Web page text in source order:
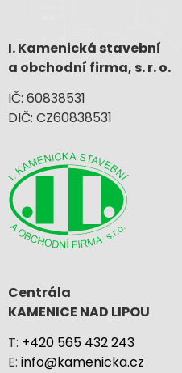
I. Kamenická stavební
a obchodní firma, s. r. o.
IČ: 60838531
DIČ: CZ60838531
Centrála
KAMENICE NAD LIPOU
T: +420 565 432 243
E: info@kamenicka.cz